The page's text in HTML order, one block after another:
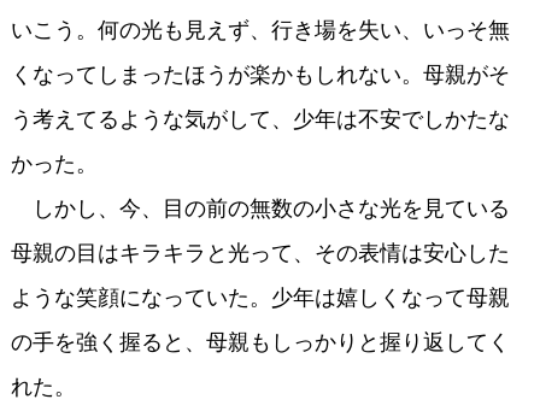
いこう。何の光も見えず、行き場を失い、いっそ無
くなってしまったほうが楽かもしれない。母親がそ
う考えてるような気がして、少年は不安でしかたな
かった。
しかし、今、目の前の無数の小さな光を見ている
母親の目はキラキラと光って、その表情は安心した
ような笑顔になっていた。少年は嬉しくなって母親
の手を強く握ると、母親もしっかりと握り返してく
れた。